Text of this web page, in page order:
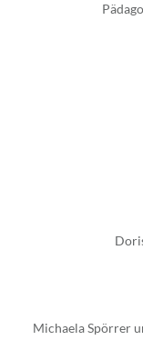
Michaela Spörrer